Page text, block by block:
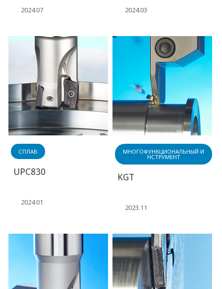
2024.07 2024.03
СПЛАВ
UPC830
2024.01
МНОГОФУНКЦИОНАЛЬНЫЙ И
НСТРУМЕНТ
KGT
2023.11